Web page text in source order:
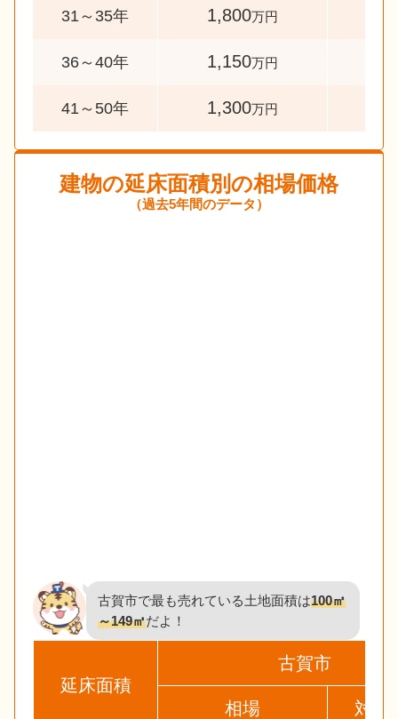
31～35年 1,800万円
36～40年 1,150万円
41～50年 1,300万円
建物の延床面積別の相場価格
（過去5年間のデータ）
古賀市で最も売れている土地面積は100㎡
～149㎡だよ！
延床面積
古賀市
相場 対象